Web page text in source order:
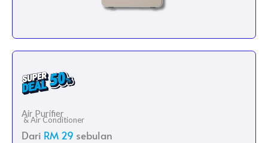
Air Purifier
& Air Conditioner
Dari RM 29 sebulan